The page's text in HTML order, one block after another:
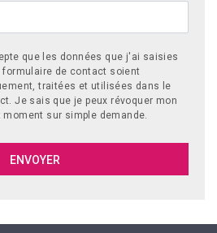
que les données que j'ai saisies
de contact soient
traitées et utilisées dans le
Je sais que je peux révoquer mon
sur simple demande.